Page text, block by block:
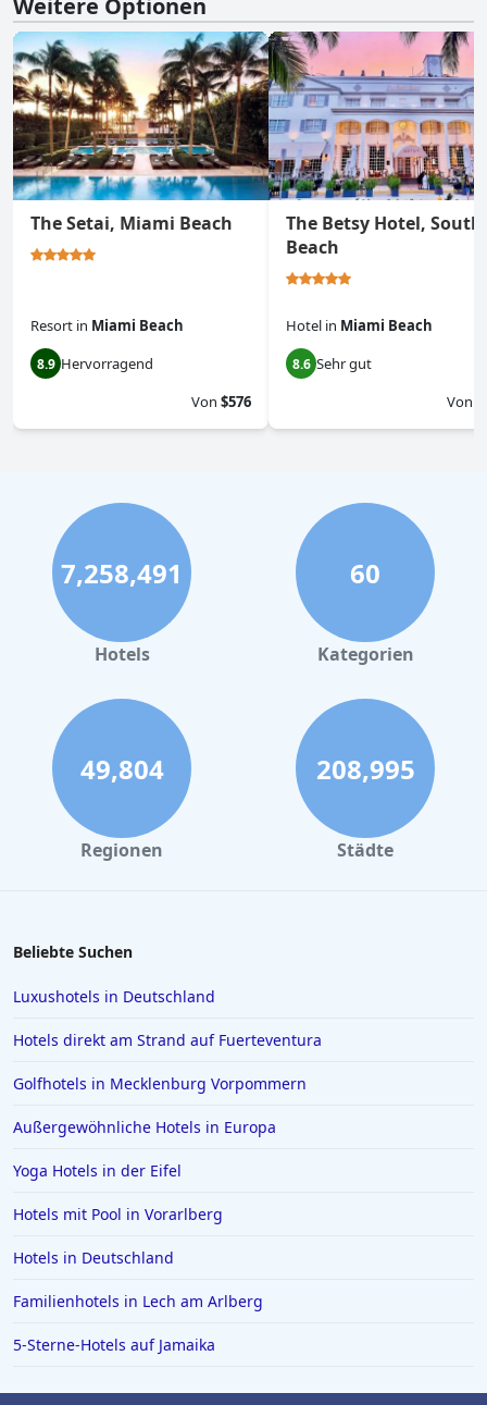
Weitere Optionen
The Setai, Miami Beach
Resort in Miami Beach
8.9 Hervorragend
Von $576
The Betsy Hotel, South
Beach
Hotel in Miami Beach
8.6 Sehr gut
Von
7,258,491
Hotels
60
Kategorien
49,804
Regionen
208,995
Städte
Beliebte Suchen
Luxushotels in Deutschland
Hotels direkt am Strand auf Fuerteventura
Golfhotels in Mecklenburg Vorpommern
Außergewöhnliche Hotels in Europa
Yoga Hotels in der Eifel
Hotels mit Pool in Vorarlberg
Hotels in Deutschland
Familienhotels in Lech am Arlberg
5-Sterne-Hotels auf Jamaika